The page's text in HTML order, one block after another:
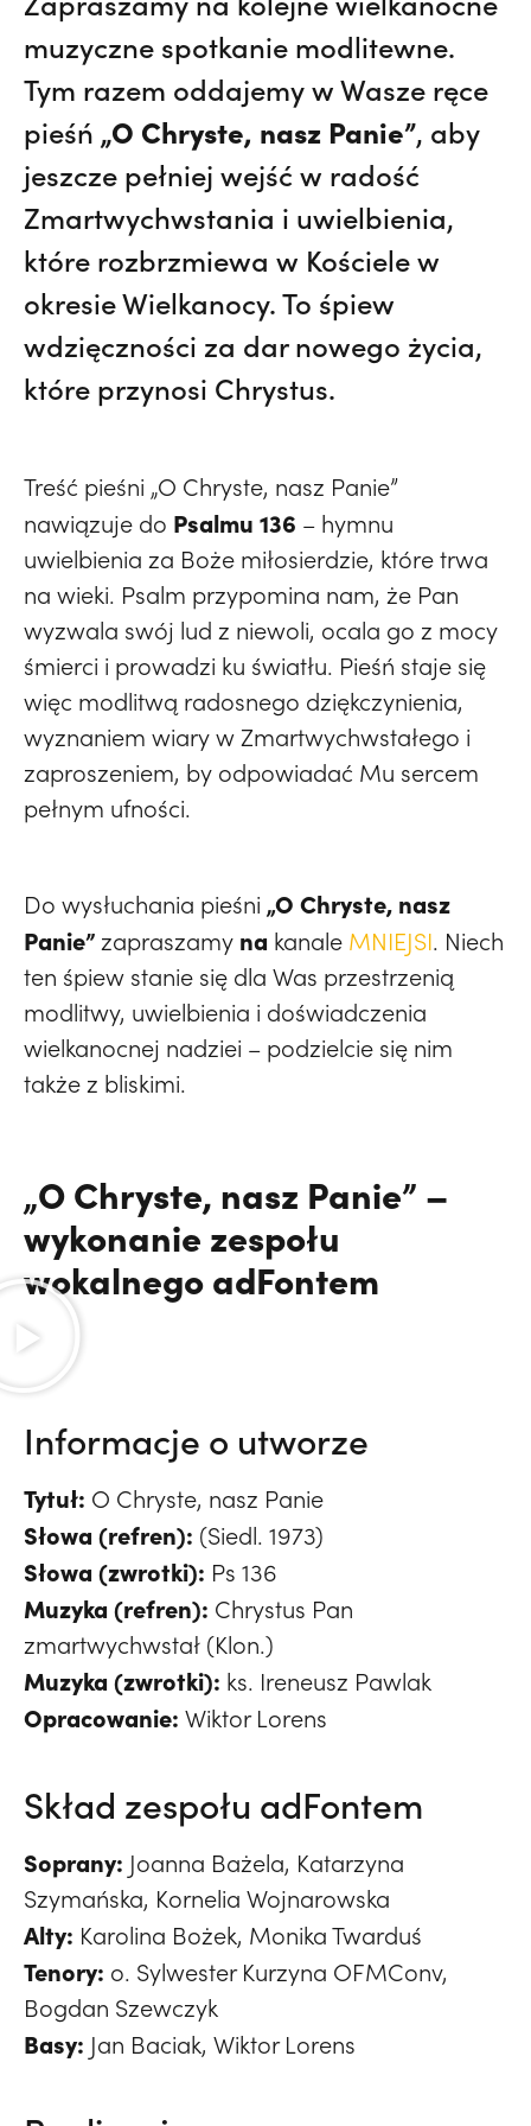
muzyczne spotkanie modlitewne.
Tym razem oddajemy w Wasze ręce
pieśń „O Chryste, nasz Panie”, aby
jeszcze pełniej wejść w radość
Zmartwychwstania i uwielbienia,
które rozbrzmiewa w Kościele w
okresie Wielkanocy. To śpiew
wdzięczności za dar nowego życia,
które przynosi Chrystus.
Treść pieśni „O Chryste, nasz Panie”
nawiązuje do Psalmu 136 – hymnu
uwielbienia za Boże miłosierdzie, które trwa
na wieki. Psalm przypomina nam, że Pan
wyzwala swój lud z niewoli, ocala go z mocy
śmierci i prowadzi ku światłu. Pieśń staje się
więc modlitwą radosnego dziękczynienia,
wyznaniem wiary w Zmartwychwstałego i
zaproszeniem, by odpowiadać Mu sercem
pełnym ufności.
Do wysłuchania pieśni „O Chryste, nasz
Panie” zapraszamy na kanale MNIEJSI. Niech
ten śpiew stanie się dla Was przestrzenią
modlitwy, uwielbienia i doświadczenia
wielkanocnej nadziei – podzielcie się nim
także z bliskimi.
„O Chryste, nasz Panie” –
wykonanie zespołu
wokalnego adFontem
Informacje o utworze
Tytuł: O Chryste, nasz Panie
Słowa (refren): (Siedl. 1973)
Słowa (zwrotki): Ps 136
Muzyka (refren): Chrystus Pan
zmartwychwstał (Klon.)
Muzyka (zwrotki): ks. Ireneusz Pawlak
Opracowanie: Wiktor Lorens
Skład zespołu adFontem
Soprany: Joanna Bażela, Katarzyna
Szymańska, Kornelia Wojnarowska
Alty: Karolina Bożek, Monika Twarduś
Tenory: o. Sylwester Kurzyna OFMConv,
Bogdan Szewczyk
Basy: Jan Baciak, Wiktor Lorens